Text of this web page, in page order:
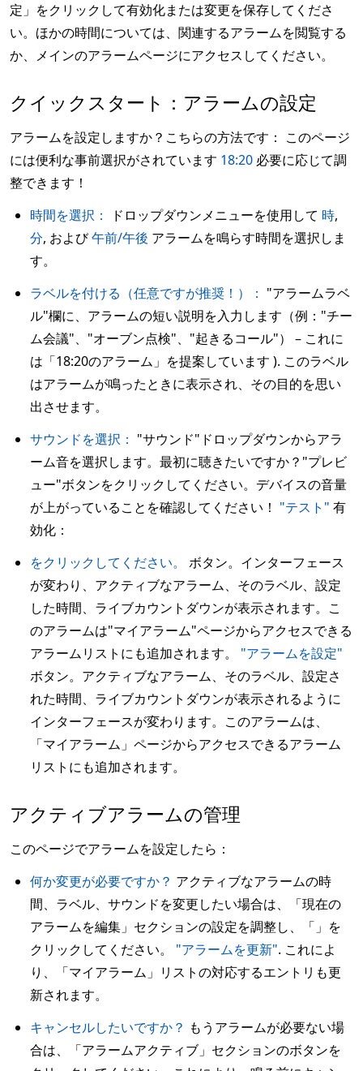
定」をクリックして有効化または変更を保存してくださ
い。ほかの時間については、関連するアラームを閲覧する
か、メインのアラームページにアクセスしてください。
クイックスタート：アラームの設定
アラームを設定しますか？こちらの方法です： このページ
には便利な事前選択がされています 18:20 必要に応じて調
整できます！
時間を選択：
ドロップダウンメニューを使用して 時,
分, および午前/午後 アラームを鳴らす時間を選択しま
す。
ラベルを付ける（任意ですが推奨！）： "アラームラベ
ル"欄に、アラームの短い説明を入力します（例："チー
ム会議"、"オーブン点検"、"起きるコール"） – これに
は「18:20のアラーム」を提案しています ). このラベル
はアラームが鳴ったときに表示され、その目的を思い
出させます。
サウンドを選択： "サウンド"ドロップダウンからアラ
ーム音を選択します。最初に聴きたいですか？"プレビ
ュー"ボタンをクリックしてください。デバイスの音量
が上がっていることを確認してください！ "テスト" 有
効化：
をクリックしてください。
ボタン。インターフェース
が変わり、アクティブなアラーム、そのラベル、設定
した時間、ライブカウントダウンが表示されます。こ
のアラームは"マイアラーム"ページからアクセスできる
アラームリストにも追加されます。 "アラームを設定"
ボタン。アクティブなアラーム、そのラベル、設定さ
れた時間、ライブカウントダウンが表示されるように
インターフェースが変わります。このアラームは、
「マイアラーム」ページからアクセスできるアラーム
リストにも追加されます。
アクティブアラームの管理
このページでアラームを設定したら：
何か変更が必要ですか？ アクティブなアラームの時
間、ラベル、サウンドを変更したい場合は、「現在の
アラームを編集」セクションの設定を調整し、「」を
クリックしてください。 "アラームを更新". これによ
り、「マイアラーム」リストの対応するエントリも更
新されます。
キャンセルしたいですか？ もうアラームが必要ない場
合は、「アラームアクティブ」セクションのボタンを